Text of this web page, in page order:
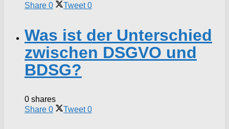
Share 0 Tweet 0
Was ist der Unterschied
zwischen DSGVO und
BDSG?
0 shares
Share 0 Tweet 0